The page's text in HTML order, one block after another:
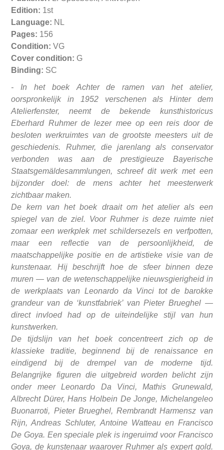
Edition: 1st
Language: NL
Pages: 156
Condition: VG
Cover condition: G
Binding: SC
-In het boekAchter de ramen van het atelier,
oorspronkelijk in 1952 verschenen als Hinter dem
Atelierfenster, neemt de bekende kunsthistoricus
Eberhard Ruhmer de lezer mee op een reis door de
besloten werkruimtes van de grootste meesters uit de
geschiedenis. Ruhmer, die jarenlang als conservator
verbonden was aan de prestigieuze Bayerische
Staatsgemäldesammlungen, schreef dit werk met een
bijzonder doel: de mens achter het meesterwerk
zichtbaar maken.
De kern van het boek draait om het atelier als een
spiegel van de ziel. Voor Ruhmer is deze ruimte niet
zomaar een werkplek met schildersezels en verfpotten,
maar een reflectie van de persoonlijkheid, de
maatschappelijke positie en de artistieke visie van de
kunstenaar. Hij beschrijft hoe de sfeer binnen deze
muren — van de wetenschappelijke nieuwsgierigheid in
de werkplaats van Leonardo da Vinci tot de barokke
grandeur van de ‘kunstfabriek’ van Pieter Brueghel —
direct invloed had op de uiteindelijke stijl van hun
kunstwerken.
De tijdslijn van het boek concentreert zich op de
klassieke traditie, beginnend bij de renaissance en
eindigend bij de drempel van de moderne tijd.
Belangrijke figuren die uitgebreid worden belicht zijn
onder meer Leonardo Da Vinci, Mathis Grunewald,
Albrecht Dürer, Hans Holbein De Jonge, Michelangeleo
Buonarroti, Pieter Brueghel, Rembrandt Harmensz van
Rijn, Andreas Schluter, Antoine Watteau en Francisco
De Goya. Een speciale plek is ingeruimd voor Francisco
Goya, de kunstenaar waarover Ruhmer als expert gold.